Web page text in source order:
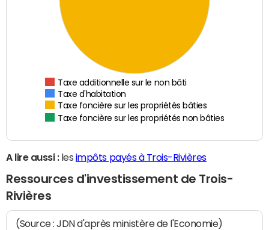
Taxe additionnelle sur le non bâti
Taxe d'habitation
Taxe foncière sur les propriétés bâties
Taxe foncière sur les propriétés non bâties
A lire aussi :les impôts payés à Trois-Rivières
Ressources d'investissement de Trois-
Rivières
(Source : JDN d'après ministère de l'Economie)